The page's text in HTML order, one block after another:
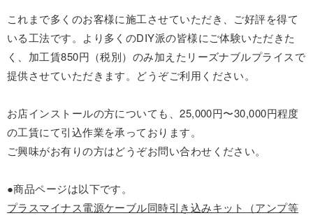
これまで多くのお客様に施工させていただき、ご好評を得て
いる工法です。より多くのDIY派の皆様にご体験いただきた
く、加工賃850円（税別）のみ加えたリーズナブルプライスで
提供させていただきます。どうぞご利用ください。
お店インストールの方についても、25,000円〜30,000円程度
の工賃にて引込作業を承っております。
ご興味がお有りの方はどうぞお問い合わせください。
●商品ページは以下です。
プラスマイナス電源ケーブル同時引き込みキット（アンプ等